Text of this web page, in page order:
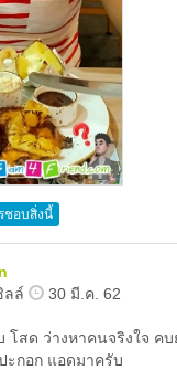
ชอบสิ่งนี้
ลล์
30 มี.ค. 62
โสด ว่างหาคนจริงใจ ค
ะกอก แอดมาครับ